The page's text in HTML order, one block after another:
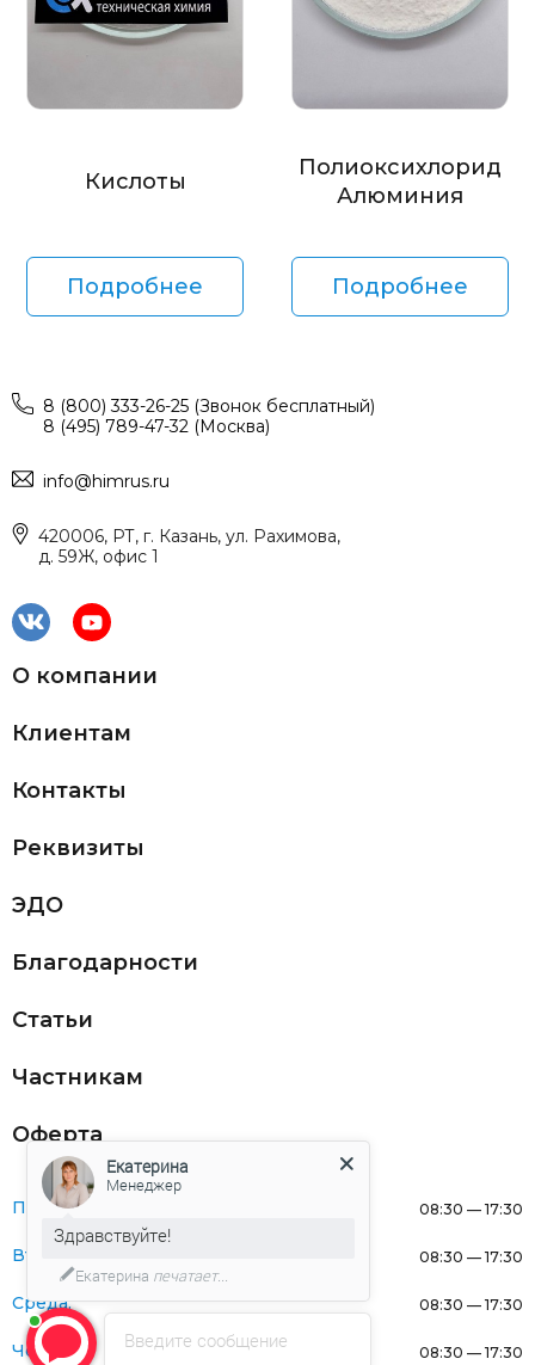
Кислоты
Подробнее
Полиоксихлорид
Алюминия
Подробнее
8 (800) 333-26-25 (Звонок бесплатный)
8 (495) 789-47-32 (Москва)
info@himrus.ru
420006, РТ, г. Казань, ул. Рахимова,
д. 59Ж, офис 1
О компании
Клиентам
Контакты
Реквизиты
ЭДО
Благодарности
Статьи
Частникам
Оферта
Понедельник: 08:30 — 17:30
Вторник: 08:30 — 17:30
Среда: 08:30 — 17:30
Четверг: 08:30 — 17:30
Введите сообщение
Екатерина
Менеджер
Здравствуйте!
Екатерина печатает...